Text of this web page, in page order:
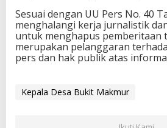
‎Sesuai dengan UU Pers No. 40
menghalangi kerja jurnalistik
untuk menghapus pemberitaan
merupakan pelanggaran
pers dan hak publik atas
Kepala Desa Bukit Makmur